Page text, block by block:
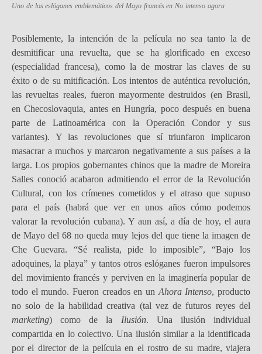
Uno de los eslóganes emblemáticos del Mayo francés enNo intenso agora
Posiblemente, la intención de la película no sea tanto la de
desmitificar una revuelta, que se ha glorificado en exceso
(especialidad francesa), como la de mostrar las claves de su
éxito o de su mitificación. Los intentos de auténtica revolución,
las revueltas reales, fueron mayormente destruidos (en Brasil,
en Checoslovaquia, antes en Hungría, poco después en buena
parte de Latinoamérica con la Operación Condor y sus
variantes). Y las revoluciones que sí triunfaron implicaron
masacrar a muchos y marcaron negativamente a sus países a la
larga. Los propios gobernantes chinos que la madre de Moreira
Salles conoció acabaron admitiendo el error de la Revolución
Cultural, con los crímenes cometidos y el atraso que supuso
para el país (habrá que ver en unos años cómo podemos
valorar la revolución cubana). Y aun así, a día de hoy, el aura
de Mayo del 68 no queda muy lejos del que tiene la imagen de
Che Guevara. “Sé realista, pide lo imposible”, “Bajo los
adoquines, la playa” y tantos otros eslóganes fueron impulsores
del movimiento francés y perviven en la imaginería popular de
todo el mundo. Fueron creados en un Ahora Intenso, producto
no solo de la habilidad creativa (tal vez de futuros reyes del
marketing) como de la Ilusión. Una ilusión individual
compartida en lo colectivo. Una ilusión similar a la identificada
por el director de la película en el rostro de su madre, viajera